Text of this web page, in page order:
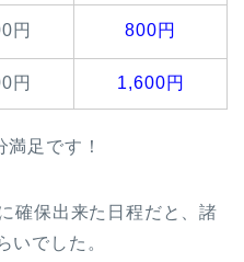
円 800円
円 1,600円
足です！
確保出来た日程だと、諸
いでした。